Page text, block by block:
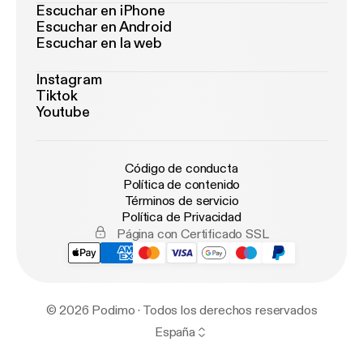
Escuchar en iPhone
Escuchar en Android
Escuchar en la web
Instagram
Tiktok
Youtube
Código de conducta
Política de contenido
Términos de servicio
Política de Privacidad
Página con Certificado SSL
© 2026 Podimo · Todos los derechos reservados
España